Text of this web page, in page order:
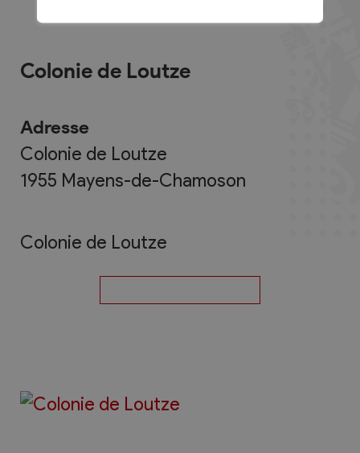
Colonie de Loutze
Adresse
Colonie de Loutze
1955 Mayens-de-Chamoson
Colonie de Loutze